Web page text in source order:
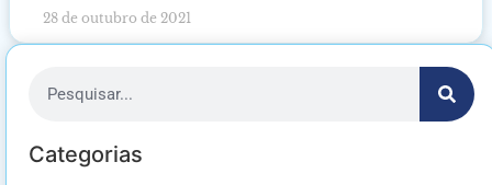
28 de outubro de 2021
Categorias